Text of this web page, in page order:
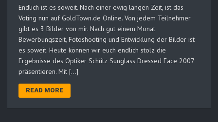
Endlich ist es soweit. Nach einer ewig langen Zeit, ist das
Voting nun auf GoldTown.de Online. Von jedem Teilnehmer
gibt es 3 Bilder von mir. Nach gut einem Monat
Bewerbungszeit, Fotoshooting und Entwicklung der Bilder ist
es soweit. Heute können wir euch endlich stolz die
Ergebnisse des Optiker Schütz Sunglass Dressed Face 2007
präsentieren. Mit […]
READ MORE